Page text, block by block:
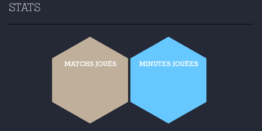
STATS
MATCHS JOUÉS MINUTES JOUÉES